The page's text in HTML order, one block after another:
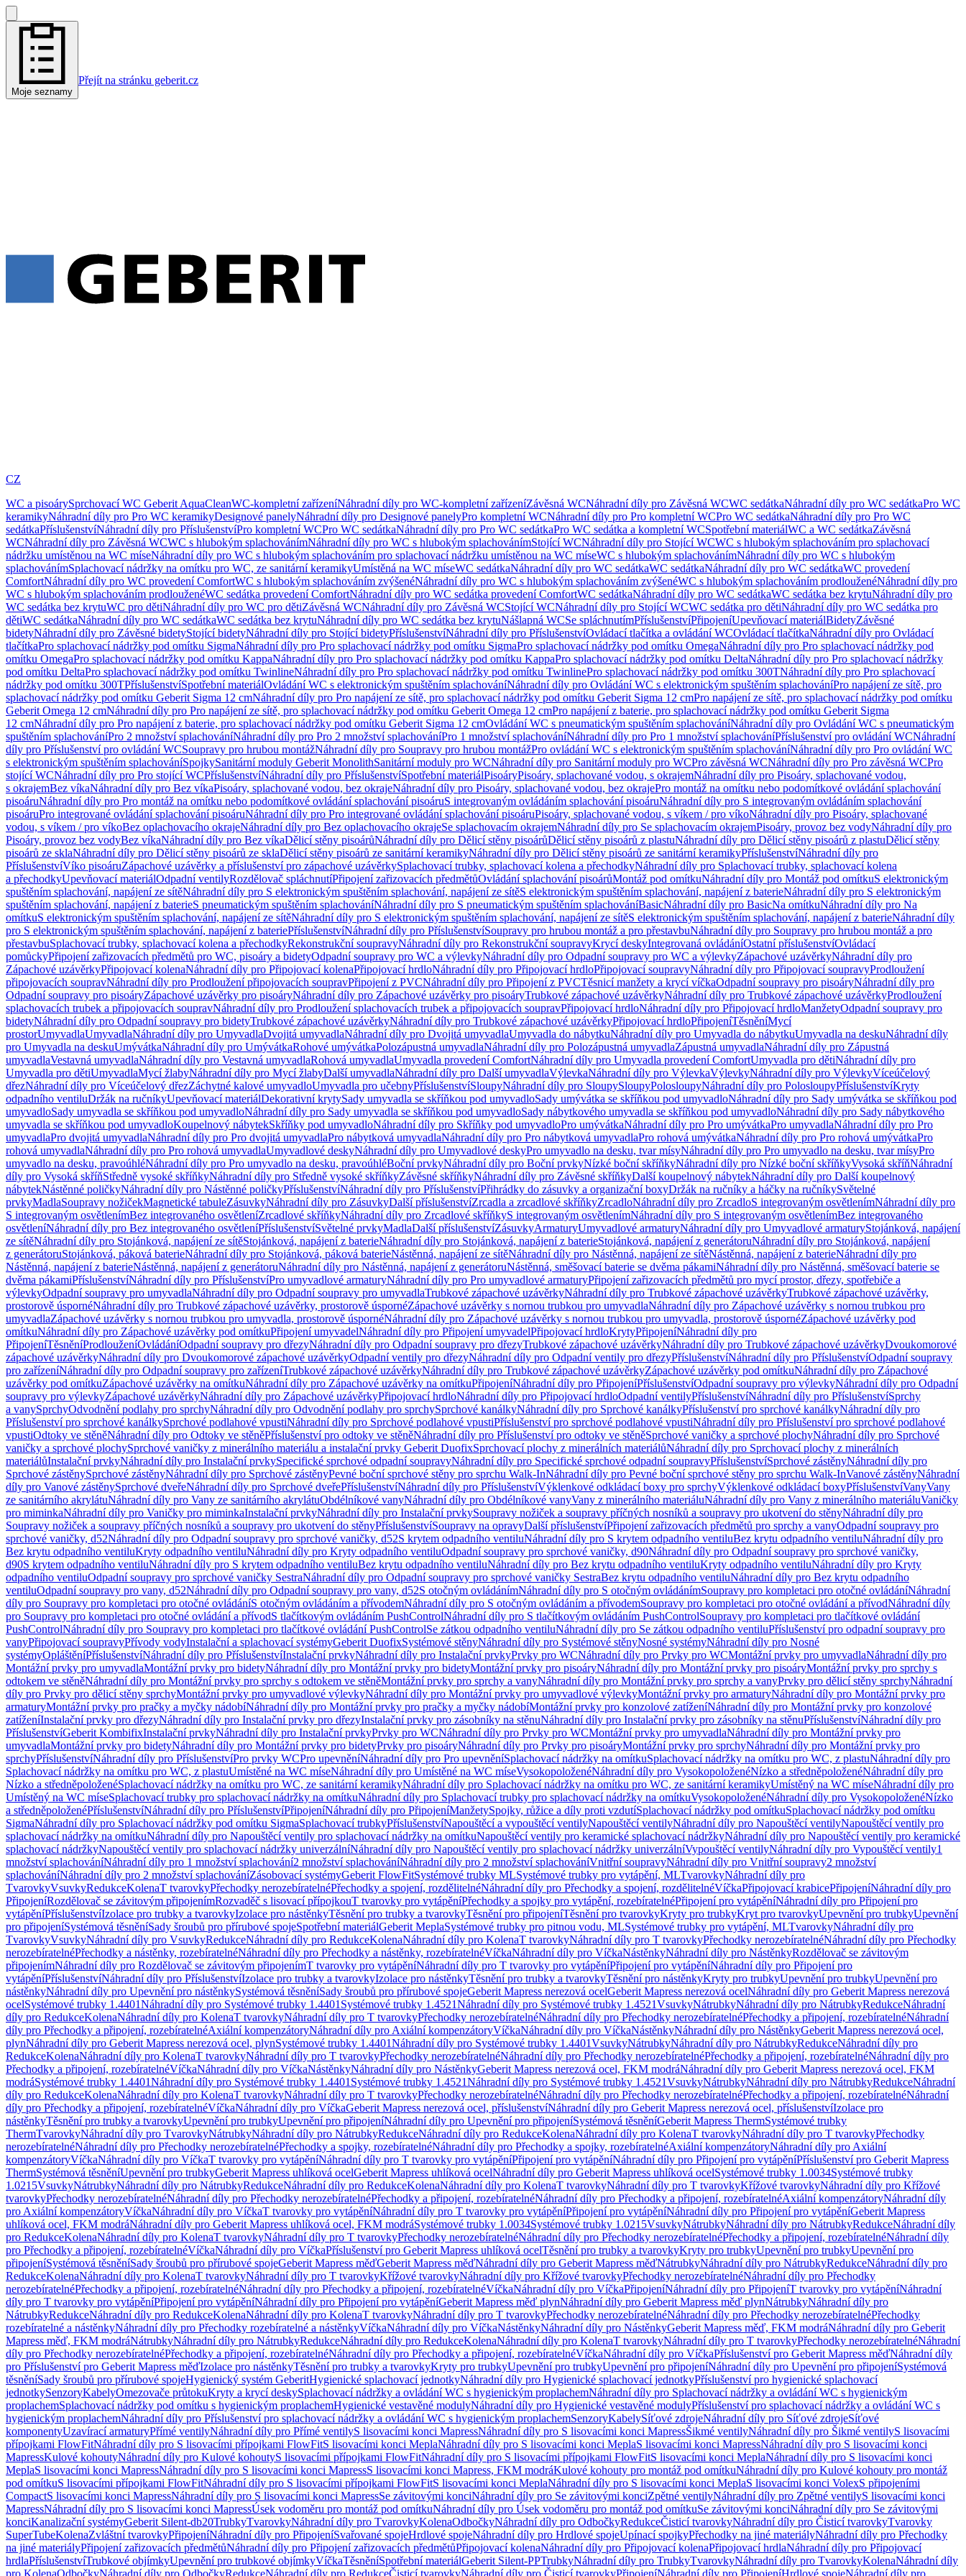
Moje seznamy
Přejít na stránku geberit.cz
CZ
WC a pisoárySprchovací WC Geberit AquaCleanWC-kompletní zařízeníNáhradní díly pro WC-kompletní zařízeníZávěsná WCNáhradní díly pro Závěsná WCWC sedátkaNáhradní díly pro WC sedátkaPro WC
keramikyNáhradní díly pro Pro WC keramikyDesignové panelyNáhradní díly pro Designové panelyPro kompletní WCNáhradní díly pro Pro kompletní WCPro WC sedátkaNáhradní díly pro Pro WC
sedátkaPříslušenstvíNáhradní díly pro PříslušenstvíPro kompletní WCPro WC sedátkaNáhradní díly pro Pro WC sedátkaPro WC sedátka a kompletní WCSpotřební materiálWC a WC sedátkaZávěsná
WCNáhradní díly pro Závěsná WCWC s hlubokým splachovánímNáhradní díly pro WC s hlubokým splachovánímStojící WCNáhradní díly pro Stojící WCWC s hlubokým splachováním pro splachovací
nádržku umístěnou na WC míseNáhradní díly pro WC s hlubokým splachováním pro splachovací nádržku umístěnou na WC míseWC s hlubokým splachovánímNáhradní díly pro WC s hlubokým
splachovánímSplachovací nádržky na omítku pro WC, ze sanitární keramikyUmístěná na WC míseWC sedátkaNáhradní díly pro WC sedátkaWC sedátkaNáhradní díly pro WC sedátkaWC provedení
ComfortNáhradní díly pro WC provedení ComfortWC s hlubokým splachováním zvýšenéNáhradní díly pro WC s hlubokým splachováním zvýšenéWC s hlubokým splachováním prodlouženéNáhradní díly pro
WC s hlubokým splachováním prodlouženéWC sedátka provedení ComfortNáhradní díly pro WC sedátka provedení ComfortWC sedátkaNáhradní díly pro WC sedátkaWC sedátka bez krytuNáhradní díly pro
WC sedátka bez krytuWC pro dětiNáhradní díly pro WC pro dětiZávěsná WCNáhradní díly pro Závěsná WCStojící WCNáhradní díly pro Stojící WCWC sedátka pro dětiNáhradní díly pro WC sedátka pro
dětiWC sedátkaNáhradní díly pro WC sedátkaWC sedátka bez krytuNáhradní díly pro WC sedátka bez krytuNášlapná WCSe spláchnutímPříslušenstvíPřipojeníUpevňovací materiálBidetyZávěsné
bidetyNáhradní díly pro Závěsné bidetyStojící bidetyNáhradní díly pro Stojící bidetyPříslušenstvíNáhradní díly pro PříslušenstvíOvládací tlačítka a ovládání WCOvládací tlačítkaNáhradní díly pro Ovládací
tlačítkaPro splachovací nádržky pod omítku SigmaNáhradní díly pro Pro splachovací nádržky pod omítku SigmaPro splachovací nádržky pod omítku OmegaNáhradní díly pro Pro splachovací nádržky pod
omítku OmegaPro splachovací nádržky pod omítku KappaNáhradní díly pro Pro splachovací nádržky pod omítku KappaPro splachovací nádržky pod omítku DeltaNáhradní díly pro Pro splachovací nádržky
pod omítku DeltaPro splachovací nádržky pod omítku TwinlineNáhradní díly pro Pro splachovací nádržky pod omítku TwinlinePro splachovací nádržky pod omítku 300TNáhradní díly pro Pro splachovací
nádržky pod omítku 300TPříslušenstvíSpotřební materiálOvládání WC s elektronickým spuštěním splachováníNáhradní díly pro Ovládání WC s elektronickým spuštěním splachováníPro napájení ze sítě, pro
splachovací nádržky pod omítku Geberit Sigma 12 cmNáhradní díly pro Pro napájení ze sítě, pro splachovací nádržky pod omítku Geberit Sigma 12 cmPro napájení ze sítě, pro splachovací nádržky pod omítku
Geberit Omega 12 cmNáhradní díly pro Pro napájení ze sítě, pro splachovací nádržky pod omítku Geberit Omega 12 cmPro napájení z baterie, pro splachovací nádržky pod omítku Geberit Sigma
12 cmNáhradní díly pro Pro napájení z baterie, pro splachovací nádržky pod omítku Geberit Sigma 12 cmOvládání WC s pneumatickým spuštěním splachováníNáhradní díly pro Ovládání WC s pneumatickým
spuštěním splachováníPro 2 množství splachováníNáhradní díly pro Pro 2 množství splachováníPro 1 množství splachováníNáhradní díly pro Pro 1 množství splachováníPříslušenství pro ovládání WCNáhradní
díly pro Příslušenství pro ovládání WCSoupravy pro hrubou montážNáhradní díly pro Soupravy pro hrubou montážPro ovládání WC s elektronickým spuštěním splachováníNáhradní díly pro Pro ovládání WC
s elektronickým spuštěním splachováníSpojkySanitární moduly Geberit MonolithSanitární moduly pro WCNáhradní díly pro Sanitární moduly pro WCPro závěsná WCNáhradní díly pro Pro závěsná WCPro
stojící WCNáhradní díly pro Pro stojící WCPříslušenstvíNáhradní díly pro PříslušenstvíSpotřební materiálPisoáryPisoáry, splachované vodou, s okrajemNáhradní díly pro Pisoáry, splachované vodou,
s okrajemBez víkaNáhradní díly pro Bez víkaPisoáry, splachované vodou, bez okrajeNáhradní díly pro Pisoáry, splachované vodou, bez okrajePro montáž na omítku nebo podomítkové ovládání splachování
pisoáruNáhradní díly pro Pro montáž na omítku nebo podomítkové ovládání splachování pisoáruS integrovaným ovládáním splachování pisoáruNáhradní díly pro S integrovaným ovládáním splachování
pisoáruPro integrované ovládání splachování pisoáruNáhradní díly pro Pro integrované ovládání splachování pisoáruPisoáry, splachované vodou, s víkem / pro víkoNáhradní díly pro Pisoáry, splachované
vodou, s víkem / pro víkoBez oplachovacího okrajeNáhradní díly pro Bez oplachovacího okrajeSe splachovacím okrajemNáhradní díly pro Se splachovacím okrajemPisoáry, provoz bez vodyNáhradní díly pro
Pisoáry, provoz bez vodyBez víkaNáhradní díly pro Bez víkaDělicí stěny pisoárůNáhradní díly pro Dělicí stěny pisoárůDělicí stěny pisoárů z plastuNáhradní díly pro Dělicí stěny pisoárů z plastuDělicí stěny
pisoárů ze sklaNáhradní díly pro Dělicí stěny pisoárů ze sklaDělicí stěny pisoárů ze sanitární keramikyNáhradní díly pro Dělicí stěny pisoárů ze sanitární keramikyPříslušenstvíNáhradní díly pro
PříslušenstvíVíko pisoáruZápachové uzávěrky a příslušenství pro zápachové uzávěrkySplachovací trubky, splachovací kolena a přechodkyNáhradní díly pro Splachovací trubky, splachovací kolena
a přechodkyUpevňovací materiálOdpadní ventilyRozdělovač spláchnutíPřipojení zařizovacích předmětůOvládání splachování pisoárůMontáž pod omítkuNáhradní díly pro Montáž pod omítkuS elektronickým
spuštěním splachování, napájení ze sítěNáhradní díly pro S elektronickým spuštěním splachování, napájení ze sítěS elektronickým spuštěním splachování, napájení z baterieNáhradní díly pro S elektronickým
spuštěním splachování, napájení z baterieS pneumatickým spuštěním splachováníNáhradní díly pro S pneumatickým spuštěním splachováníBasicNáhradní díly pro BasicNa omítkuNáhradní díly pro Na
omítkuS elektronickým spuštěním splachování, napájení ze sítěNáhradní díly pro S elektronickým spuštěním splachování, napájení ze sítěS elektronickým spuštěním splachování, napájení z baterieNáhradní díly
pro S elektronickým spuštěním splachování, napájení z bateriePříslušenstvíNáhradní díly pro PříslušenstvíSoupravy pro hrubou montáž a pro přestavbuNáhradní díly pro Soupravy pro hrubou montáž a pro
přestavbuSplachovací trubky, splachovací kolena a přechodkyRekonstrukční soupravyNáhradní díly pro Rekonstrukční soupravyKrycí deskyIntegrovaná ovládáníOstatní příslušenstvíOvládací
pomůckyPřipojení zařizovacích předmětů pro WC, pisoáry a bidetyOdpadní soupravy pro WC a výlevkyNáhradní díly pro Odpadní soupravy pro WC a výlevkyZápachové uzávěrkyNáhradní díly pro
Zápachové uzávěrkyPřipojovací kolenaNáhradní díly pro Připojovací kolenaPřipojovací hrdloNáhradní díly pro Připojovací hrdloPřipojovací soupravyNáhradní díly pro Připojovací soupravyProdloužení
připojovacích soupravNáhradní díly pro Prodloužení připojovacích soupravPřipojení z PVCNáhradní díly pro Připojení z PVCTěsnicí manžety a krycí víčkaOdpadní soupravy pro pisoáryNáhradní díly pro
Odpadní soupravy pro pisoáryZápachové uzávěrky pro pisoáryNáhradní díly pro Zápachové uzávěrky pro pisoáryTrubkové zápachové uzávěrkyNáhradní díly pro Trubkové zápachové uzávěrkyProdloužení
splachovacích trubek a připojovacích soupravNáhradní díly pro Prodloužení splachovacích trubek a připojovacích soupravPřipojovací hrdloNáhradní díly pro Připojovací hrdloManžetyOdpadní soupravy pro
bidetyNáhradní díly pro Odpadní soupravy pro bidetyTrubkové zápachové uzávěrkyNáhradní díly pro Trubkové zápachové uzávěrkyPřipojovací hrdloPřipojeníTěsněníMycí
prostorUmyvadlaUmyvadlaNáhradní díly pro UmyvadlaDvojitá umyvadlaNáhradní díly pro Dvojitá umyvadlaUmyvadla do nábytkuNáhradní díly pro Umyvadla do nábytkuUmyvadla na deskuNáhradní díly
pro Umyvadla na deskuUmývátkaNáhradní díly pro UmývátkaRohové umývátkaPolozápustná umyvadlaNáhradní díly pro Polozápustná umyvadlaZápustná umyvadlaNáhradní díly pro Zápustná
umyvadlaVestavná umyvadlaNáhradní díly pro Vestavná umyvadlaRohová umyvadlaUmyvadla provedení ComfortNáhradní díly pro Umyvadla provedení ComfortUmyvadla pro dětiNáhradní díly pro
Umyvadla pro dětiUmyvadlaMycí žlabyNáhradní díly pro Mycí žlabyDalší umyvadlaNáhradní díly pro Další umyvadlaVýlevkaNáhradní díly pro VýlevkaVýlevkyNáhradní díly pro VýlevkyVíceúčelový
dřezNáhradní díly pro Víceúčelový dřezZáchytné kalové umyvadloUmyvadla pro učebnyPříslušenstvíSloupyNáhradní díly pro SloupySloupyPolosloupyNáhradní díly pro PolosloupyPříslušenstvíKryty
odpadního ventiluDržák na ručníkyUpevňovací materiálDekorativní krytySady umyvadla se skříňkou pod umyvadloSady umývátka se skříňkou pod umyvadloNáhradní díly pro Sady umývátka se skříňkou pod
umyvadloSady umyvadla se skříňkou pod umyvadloNáhradní díly pro Sady umyvadla se skříňkou pod umyvadloSady nábytkového umyvadla se skříňkou pod umyvadloNáhradní díly pro Sady nábytkového
umyvadla se skříňkou pod umyvadloKoupelnový nábytekSkříňky pod umyvadloNáhradní díly pro Skříňky pod umyvadloPro umývátkaNáhradní díly pro Pro umývátkaPro umyvadlaNáhradní díly pro Pro
umyvadlaPro dvojitá umyvadlaNáhradní díly pro Pro dvojitá umyvadlaPro nábytková umyvadlaNáhradní díly pro Pro nábytková umyvadlaPro rohová umývátkaNáhradní díly pro Pro rohová umývátkaPro
rohová umyvadlaNáhradní díly pro Pro rohová umyvadlaUmyvadlové deskyNáhradní díly pro Umyvadlové deskyPro umyvadlo na desku, tvar mísyNáhradní díly pro Pro umyvadlo na desku, tvar mísyPro
umyvadlo na desku, pravoúhléNáhradní díly pro Pro umyvadlo na desku, pravoúhléBoční prvkyNáhradní díly pro Boční prvkyNízké boční skříňkyNáhradní díly pro Nízké boční skříňkyVysoká skříňNáhradní
díly pro Vysoká skříňStředně vysoké skříňkyNáhradní díly pro Středně vysoké skříňkyZávěsné skříňkyNáhradní díly pro Závěsné skříňkyDalší koupelnový nábytekNáhradní díly pro Další koupelnový
nábytekNástěnné poličkyNáhradní díly pro Nástěnné poličkyPříslušenstvíNáhradní díly pro PříslušenstvíPřihrádky do zásuvky a organizační boxyDržák na ručníky a háčky na ručníkySvětelné
prvkyMadlaSoupravy nožičekMagnetické tabuleZásuvkyNáhradní díly pro ZásuvkyDalší příslušenstvíZrcadla a zrcadlové skříňkyZrcadloNáhradní díly pro ZrcadloS integrovaným osvětlenímNáhradní díly pro
S integrovaným osvětlenímBez integrovaného osvětleníZrcadlové skříňkyNáhradní díly pro Zrcadlové skříňkyS integrovaným osvětlenímNáhradní díly pro S integrovaným osvětlenímBez integrovaného
osvětleníNáhradní díly pro Bez integrovaného osvětleníPříslušenstvíSvětelné prvkyMadlaDalší příslušenstvíZásuvkyArmaturyUmyvadlové armaturyNáhradní díly pro Umyvadlové armaturyStojánková, napájení
ze sítěNáhradní díly pro Stojánková, napájení ze sítěStojánková, napájení z baterieNáhradní díly pro Stojánková, napájení z baterieStojánková, napájení z generátoruNáhradní díly pro Stojánková, napájení
z generátoruStojánková, páková baterieNáhradní díly pro Stojánková, páková baterieNástěnná, napájení ze sítěNáhradní díly pro Nástěnná, napájení ze sítěNástěnná, napájení z baterieNáhradní díly pro
Nástěnná, napájení z baterieNástěnná, napájení z generátoruNáhradní díly pro Nástěnná, napájení z generátoruNástěnná, směšovací baterie se dvěma pákamiNáhradní díly pro Nástěnná, směšovací baterie se
dvěma pákamiPříslušenstvíNáhradní díly pro PříslušenstvíPro umyvadlové armaturyNáhradní díly pro Pro umyvadlové armaturyPřipojení zařizovacích předmětů pro mycí prostor, dřezy, spotřebiče a
výlevkyOdpadní soupravy pro umyvadlaNáhradní díly pro Odpadní soupravy pro umyvadlaTrubkové zápachové uzávěrkyNáhradní díly pro Trubkové zápachové uzávěrkyTrubkové zápachové uzávěrky,
prostorově úspornéNáhradní díly pro Trubkové zápachové uzávěrky, prostorově úspornéZápachové uzávěrky s nornou trubkou pro umyvadlaNáhradní díly pro Zápachové uzávěrky s nornou trubkou pro
umyvadlaZápachové uzávěrky s nornou trubkou pro umyvadla, prostorově úspornéNáhradní díly pro Zápachové uzávěrky s nornou trubkou pro umyvadla, prostorově úspornéZápachové uzávěrky pod
omítkuNáhradní díly pro Zápachové uzávěrky pod omítkuPřipojení umyvadelNáhradní díly pro Připojení umyvadelPřipojovací hrdloKrytyPřipojeníNáhradní díly pro
PřipojeníTěsněníProdlouženíOvládáníOdpadní soupravy pro dřezyNáhradní díly pro Odpadní soupravy pro dřezyTrubkové zápachové uzávěrkyNáhradní díly pro Trubkové zápachové uzávěrkyDvoukomorové
zápachové uzávěrkyNáhradní díly pro Dvoukomorové zápachové uzávěrkyOdpadní ventily pro dřezyNáhradní díly pro Odpadní ventily pro dřezyPříslušenstvíNáhradní díly pro PříslušenstvíOdpadní soupravy
pro zařízeníNáhradní díly pro Odpadní soupravy pro zařízeníTrubkové zápachové uzávěrkyNáhradní díly pro Trubkové zápachové uzávěrkyZápachové uzávěrky pod omítkuNáhradní díly pro Zápachové
uzávěrky pod omítkuZápachové uzávěrky na omítkuNáhradní díly pro Zápachové uzávěrky na omítkuPřipojeníNáhradní díly pro PřipojeníPříslušenstvíOdpadní soupravy pro výlevkyNáhradní díly pro Odpadní
soupravy pro výlevkyZápachové uzávěrkyNáhradní díly pro Zápachové uzávěrkyPřipojovací hrdloNáhradní díly pro Připojovací hrdloOdpadní ventilyPříslušenstvíNáhradní díly pro PříslušenstvíSprchy
a vanySprchyOdvodnění podlahy pro sprchyNáhradní díly pro Odvodnění podlahy pro sprchySprchové kanálkyNáhradní díly pro Sprchové kanálkyPříslušenství pro sprchové kanálkyNáhradní díly pro
Příslušenství pro sprchové kanálkySprchové podlahové vpustiNáhradní díly pro Sprchové podlahové vpustiPříslušenství pro sprchové podlahové vpustiNáhradní díly pro Příslušenství pro sprchové podlahové
vpustiOdtoky ve stěněNáhradní díly pro Odtoky ve stěněPříslušenství pro odtoky ve stěněNáhradní díly pro Příslušenství pro odtoky ve stěněSprchové vaničky a sprchové plochyNáhradní díly pro Sprchové
vaničky a sprchové plochySprchové vaničky z minerálního materiálu a instalační prvky Geberit DuofixSprchovací plochy z minerálních materiálůNáhradní díly pro Sprchovací plochy z minerálních
materiálůInstalační prvkyNáhradní díly pro Instalační prvkySpecifické sprchové odpadní soupravyNáhradní díly pro Specifické sprchové odpadní soupravyPříslušenstvíSprchové zástěnyNáhradní díly pro
Sprchové zástěnySprchové zástěnyNáhradní díly pro Sprchové zástěnyPevné boční sprchové stěny pro sprchu Walk-InNáhradní díly pro Pevné boční sprchové stěny pro sprchu Walk-InVanové zástěnyNáhradní
díly pro Vanové zástěnySprchové dveřeNáhradní díly pro Sprchové dveřePříslušenstvíNáhradní díly pro PříslušenstvíVýklenkové odkládací boxy pro sprchyVýklenkové odkládací boxyPříslušenstvíVanyVany
ze sanitárního akrylátuNáhradní díly pro Vany ze sanitárního akrylátuObdélníkové vanyNáhradní díly pro Obdélníkové vanyVany z minerálního materiáluNáhradní díly pro Vany z minerálního materiáluVaničky
pro miminkaNáhradní díly pro Vaničky pro miminkaInstalační prvkyNáhradní díly pro Instalační prvkySoupravy nožiček a soupravy příčných nosníků a soupravy pro ukotvení do stěnyNáhradní díly pro
Soupravy nožiček a soupravy příčných nosníků a soupravy pro ukotvení do stěnyPříslušenstvíSoupravy na opravyDalší příslušenstvíPřipojení zařizovacích předmětů pro sprchy a vanyOdpadní soupravy pro
sprchové vaničky, d52Náhradní díly pro Odpadní soupravy pro sprchové vaničky, d52S krytem odpadního ventiluNáhradní díly pro S krytem odpadního ventiluBez krytu odpadního ventiluNáhradní díly pro
Bez krytu odpadního ventiluKryty odpadního ventiluNáhradní díly pro Kryty odpadního ventiluOdpadní soupravy pro sprchové vaničky, d90Náhradní díly pro Odpadní soupravy pro sprchové vaničky,
d90S krytem odpadního ventiluNáhradní díly pro S krytem odpadního ventiluBez krytu odpadního ventiluNáhradní díly pro Bez krytu odpadního ventiluKryty odpadního ventiluNáhradní díly pro Kryty
odpadního ventiluOdpadní soupravy pro sprchové vaničky SestraNáhradní díly pro Odpadní soupravy pro sprchové vaničky SestraBez krytu odpadního ventiluNáhradní díly pro Bez krytu odpadního
ventiluOdpadní soupravy pro vany, d52Náhradní díly pro Odpadní soupravy pro vany, d52S otočným ovládánímNáhradní díly pro S otočným ovládánímSoupravy pro kompletaci pro otočné ovládáníNáhradní
díly pro Soupravy pro kompletaci pro otočné ovládáníS otočným ovládáním a přívodemNáhradní díly pro S otočným ovládáním a přívodemSoupravy pro kompletaci pro otočné ovládání a přívodNáhradní díly
pro Soupravy pro kompletaci pro otočné ovládání a přívodS tlačítkovým ovládáním PushControlNáhradní díly pro S tlačítkovým ovládáním PushControlSoupravy pro kompletaci pro tlačítkové ovládání
PushControlNáhradní díly pro Soupravy pro kompletaci pro tlačítkové ovládání PushControlSe zátkou odpadního ventiluNáhradní díly pro Se zátkou odpadního ventiluPříslušenství pro odpadní soupravy pro
vanyPřipojovací soupravyPřívody vodyInstalační a splachovací systémyGeberit DuofixSystémové stěnyNáhradní díly pro Systémové stěnyNosné systémyNáhradní díly pro Nosné
systémyOpláštěníPříslušenstvíNáhradní díly pro PříslušenstvíInstalační prvkyNáhradní díly pro Instalační prvkyPrvky pro WCNáhradní díly pro Prvky pro WCMontážní prvky pro umyvadlaNáhradní díly pro
Montážní prvky pro umyvadlaMontážní prvky pro bidetyNáhradní díly pro Montážní prvky pro bidetyMontážní prvky pro pisoáryNáhradní díly pro Montážní prvky pro pisoáryMontážní prvky pro sprchy s
odtokem ve stěněNáhradní díly pro Montážní prvky pro sprchy s odtokem ve stěněMontážní prvky pro sprchy a vanyNáhradní díly pro Montážní prvky pro sprchy a vanyPrvky pro dělicí stěny sprchyNáhradní
díly pro Prvky pro dělicí stěny sprchyMontážní prvky pro umyvadlové výlevkyNáhradní díly pro Montážní prvky pro umyvadlové výlevkyMontážní prvky pro armaturyNáhradní díly pro Montážní prvky pro
armaturyMontážní prvky pro pračky a myčky nádobíNáhradní díly pro Montážní prvky pro pračky a myčky nádobíMontážní prvky pro konzolové zatíženíNáhradní díly pro Montážní prvky pro konzolové
zatíženíInstalační prvky pro dřezyNáhradní díly pro Instalační prvky pro dřezyInstalační prvky pro zásobníky na stěnuNáhradní díly pro Instalační prvky pro zásobníky na stěnuPříslušenstvíNáhradní díly pro
PříslušenstvíGeberit KombifixInstalační prvkyNáhradní díly pro Instalační prvkyPrvky pro WCNáhradní díly pro Prvky pro WCMontážní prvky pro umyvadlaNáhradní díly pro Montážní prvky pro
umyvadlaMontážní prvky pro bidetyNáhradní díly pro Montážní prvky pro bidetyPrvky pro pisoáryNáhradní díly pro Prvky pro pisoáryMontážní prvky pro sprchyNáhradní díly pro Montážní prvky pro
sprchyPříslušenstvíNáhradní díly pro PříslušenstvíPro prvky WCPro upevněníNáhradní díly pro Pro upevněníSplachovací nádržky na omítkuSplachovací nádržky na omítku pro WC, z plastuNáhradní díly pro
Splachovací nádržky na omítku pro WC, z plastuUmístěné na WC míseNáhradní díly pro Umístěné na WC míseVysokopoloženéNáhradní díly pro VysokopoloženéNízko a středněpoloženéNáhradní díly pro
Nízko a středněpoloženéSplachovací nádržky na omítku pro WC, ze sanitární keramikyNáhradní díly pro Splachovací nádržky na omítku pro WC, ze sanitární keramikyUmístěný na WC míseNáhradní díly pro
Umístěný na WC míseSplachovací trubky pro splachovací nádržky na omítkuNáhradní díly pro Splachovací trubky pro splachovací nádržky na omítkuVysokopoloženéNáhradní díly pro VysokopoloženéNízko
a středněpoloženéPříslušenstvíNáhradní díly pro PříslušenstvíPřipojeníNáhradní díly pro PřipojeníManžetySpojky, růžice a díly proti vzdutíSplachovací nádržky pod omítkuSplachovací nádržky pod omítku
SigmaNáhradní díly pro Splachovací nádržky pod omítku SigmaSplachovací trubkyPříslušenstvíNapouštěcí a vypouštěcí ventilyNapouštěcí ventilyNáhradní díly pro Napouštěcí ventilyNapouštěcí ventily pro
splachovací nádržky na omítkuNáhradní díly pro Napouštěcí ventily pro splachovací nádržky na omítkuNapouštěcí ventily pro keramické splachovací nádržkyNáhradní díly pro Napouštěcí ventily pro keramické
splachovací nádržkyNapouštěcí ventily pro splachovací nádržky univerzálníNáhradní díly pro Napouštěcí ventily pro splachovací nádržky univerzálníVypouštěcí ventilyNáhradní díly pro Vypouštěcí ventily1
množství splachováníNáhradní díly pro 1 množství splachování2 množství splachováníNáhradní díly pro 2 množství splachováníVnitřní soupravyNáhradní díly pro Vnitřní soupravy2 množství
splachováníNáhradní díly pro 2 množství splachováníZásobovací systémyGeberit FlowFitSystémové trubky MLSystémové trubky pro vytápění, MLTvarovkyNáhradní díly pro
TvarovkyVsuvkyRedukceKolenaT tvarovkyPřechodky nerozebíratelnéPřechodky a spojení, rozdělitelnéNáhradní díly pro Přechodky a spojení, rozdělitelnéVíčkaPřipojovací krabicePřipojeníNáhradní díly pro
PřipojeníRozdělovač se závitovým připojenímRozvaděč s lisovací přípojkouT tvarovky pro vytápěníPřechodky a spojky pro vytápění, rozebíratelnéPřipojení pro vytápěníNáhradní díly pro Připojení pro
vytápěníPříslušenstvíIzolace pro trubky a tvarovkyIzolace pro nástěnkyTěsnění pro trubky a tvarovkyTěsnění pro připojeníTěsnění pro tvarovkyKryty pro trubkyKryt pro tvarovkyUpevnění pro trubkyUpevnění
pro připojeníSystémová těsněníSady šroubů pro přírubové spojeSpotřební materiálGeberit MeplaSystémové trubky pro pitnou vodu, MLSystémové trubky pro vytápění, MLTvarovkyNáhradní díly pro
TvarovkyVsuvkyNáhradní díly pro VsuvkyRedukceNáhradní díly pro RedukceKolenaNáhradní díly pro KolenaT tvarovkyNáhradní díly pro T tvarovkyPřechodky nerozebíratelnéNáhradní díly pro Přechodky
nerozebíratelnéPřechodky a nástěnky, rozebíratelnéNáhradní díly pro Přechodky a nástěnky, rozebíratelnéVíčkaNáhradní díly pro VíčkaNástěnkyNáhradní díly pro NástěnkyRozdělovač se závitovým
připojenímNáhradní díly pro Rozdělovač se závitovým připojenímT tvarovky pro vytápěníNáhradní díly pro T tvarovky pro vytápěníPřipojení pro vytápěníNáhradní díly pro Připojení pro
vytápěníPříslušenstvíNáhradní díly pro PříslušenstvíIzolace pro trubky a tvarovkyIzolace pro nástěnkyTěsnění pro trubky a tvarovkyTěsnění pro nástěnkyKryty pro trubkyUpevnění pro trubkyUpevnění pro
nástěnkyNáhradní díly pro Upevnění pro nástěnkySystémová těsněníSady šroubů pro přírubové spojeGeberit Mapress nerezová ocelGeberit Mapress nerezová ocelNáhradní díly pro Geberit Mapress nerezová
ocelSystémové trubky 1.4401Náhradní díly pro Systémové trubky 1.4401 Systémové trubky 1.4521Náhradní díly pro Systémové trubky 1.4521VsuvkyNátrubkyNáhradní díly pro NátrubkyRedukceNáhradní
díly pro RedukceKolenaNáhradní díly pro KolenaT tvarovkyNáhradní díly pro T tvarovkyPřechodky nerozebíratelnéNáhradní díly pro Přechodky nerozebíratelnéPřechodky a připojení, rozebíratelnéNáhradní
díly pro Přechodky a připojení, rozebíratelnéAxiální kompenzátoryNáhradní díly pro Axiální kompenzátoryVíčkaNáhradní díly pro VíčkaNástěnkyNáhradní díly pro NástěnkyGeberit Mapress nerezová ocel,
plynNáhradní díly pro Geberit Mapress nerezová ocel, plynSystémové trubky 1.4401Náhradní díly pro Systémové trubky 1.4401VsuvkyNátrubkyNáhradní díly pro NátrubkyRedukceNáhradní díly pro
RedukceKolenaNáhradní díly pro KolenaT tvarovkyNáhradní díly pro T tvarovkyPřechodky nerozebíratelnéNáhradní díly pro Přechodky nerozebíratelnéPřechodky a připojení, rozebíratelnéNáhradní díly pro
Přechodky a připojení, rozebíratelnéVíčkaNáhradní díly pro VíčkaNástěnkyNáhradní díly pro NástěnkyGeberit Mapress nerezová ocel, FKM modráNáhradní díly pro Geberit Mapress nerezová ocel, FKM
modráSystémové trubky 1.4401Náhradní díly pro Systémové trubky 1.4401 Systémové trubky 1.4521Náhradní díly pro Systémové trubky 1.4521VsuvkyNátrubkyNáhradní díly pro NátrubkyRedukceNáhradní
díly pro RedukceKolenaNáhradní díly pro KolenaT tvarovkyNáhradní díly pro T tvarovkyPřechodky nerozebíratelnéNáhradní díly pro Přechodky nerozebíratelnéPřechodky a připojení, rozebíratelnéNáhradní
díly pro Přechodky a připojení, rozebíratelnéVíčkaNáhradní díly pro VíčkaGeberit Mapress nerezová ocel, příslušenstvíNáhradní díly pro Geberit Mapress nerezová ocel, příslušenstvíIzolace pro
nástěnkyTěsnění pro trubky a tvarovkyUpevnění pro trubkyUpevnění pro připojeníNáhradní díly pro Upevnění pro připojeníSystémová těsněníGeberit Mapress ThermSystémové trubky
ThermTvarovkyNáhradní díly pro TvarovkyNátrubkyNáhradní díly pro NátrubkyRedukceNáhradní díly pro RedukceKolenaNáhradní díly pro KolenaT tvarovkyNáhradní díly pro T tvarovkyPřechodky
nerozebíratelnéNáhradní díly pro Přechodky nerozebíratelnéPřechodky a spojky, rozebíratelnéNáhradní díly pro Přechodky a spojky, rozebíratelnéAxiální kompenzátoryNáhradní díly pro Axiální
kompenzátoryVíčkaNáhradní díly pro VíčkaT tvarovky pro vytápěníNáhradní díly pro T tvarovky pro vytápěníPřipojení pro vytápěníNáhradní díly pro Připojení pro vytápěníPříslušenství pro Geberit Mapress
ThermSystémová těsněníUpevnění pro trubkyGeberit Mapress uhlíková ocelGeberit Mapress uhlíková ocelNáhradní díly pro Geberit Mapress uhlíková ocelSystémové trubky 1.0034Systémové trubky
1.0215VsuvkyNátrubkyNáhradní díly pro NátrubkyRedukceNáhradní díly pro RedukceKolenaNáhradní díly pro KolenaT tvarovkyNáhradní díly pro T tvarovkyKřížové tvarovkyNáhradní díly pro Křížové
tvarovkyPřechodky nerozebíratelnéNáhradní díly pro Přechodky nerozebíratelnéPřechodky a připojení, rozebíratelnéNáhradní díly pro Přechodky a připojení, rozebíratelnéAxiální kompenzátoryNáhradní díly
pro Axiální kompenzátoryVíčkaNáhradní díly pro VíčkaT tvarovky pro vytápěníNáhradní díly pro T tvarovky pro vytápěníPřipojení pro vytápěníNáhradní díly pro Připojení pro vytápěníGeberit Mapress
uhlíková ocel, FKM modráNáhradní díly pro Geberit Mapress uhlíková ocel, FKM modráSystémové trubky 1.0034Systémové trubky 1.0215VsuvkyNátrubkyNáhradní díly pro NátrubkyRedukceNáhradní díly
pro RedukceKolenaNáhradní díly pro KolenaT tvarovkyNáhradní díly pro T tvarovkyPřechodky nerozebíratelnéNáhradní díly pro Přechodky nerozebíratelnéPřechodky a připojení, rozebíratelnéNáhradní díly
pro Přechodky a připojení, rozebíratelnéVíčkaNáhradní díly pro VíčkaPříslušenství pro Geberit Mapress uhlíková ocelTěsnění pro trubky a tvarovkyKryty pro trubkyUpevnění pro trubkyUpevnění pro
připojeníSystémová těsněníSady šroubů pro přírubové spojeGeberit Mapress měďGeberit Mapress měďNáhradní díly pro Geberit Mapress měďNátrubkyNáhradní díly pro NátrubkyRedukceNáhradní díly pro
RedukceKolenaNáhradní díly pro KolenaT tvarovkyNáhradní díly pro T tvarovkyKřížové tvarovkyNáhradní díly pro Křížové tvarovkyPřechodky nerozebíratelnéNáhradní díly pro Přechodky
nerozebíratelnéPřechodky a připojení, rozebíratelnéNáhradní díly pro Přechodky a připojení, rozebíratelnéVíčkaNáhradní díly pro VíčkaPřipojeníNáhradní díly pro PřipojeníT tvarovky pro vytápěníNáhradní
díly pro T tvarovky pro vytápěníPřipojení pro vytápěníNáhradní díly pro Připojení pro vytápěníGeberit Mapress měď plynNáhradní díly pro Geberit Mapress měď plynNátrubkyNáhradní díly pro
NátrubkyRedukceNáhradní díly pro RedukceKolenaNáhradní díly pro KolenaT tvarovkyNáhradní díly pro T tvarovkyPřechodky nerozebíratelnéNáhradní díly pro Přechodky nerozebíratelnéPřechodky
rozebíratelné a nástěnkyNáhradní díly pro Přechodky rozebíratelné a nástěnkyVíčkaNáhradní díly pro VíčkaNástěnkyNáhradní díly pro NástěnkyGeberit Mapress měď, FKM modráNáhradní díly pro Geberit
Mapress měď, FKM modráNátrubkyNáhradní díly pro NátrubkyRedukceNáhradní díly pro RedukceKolenaNáhradní díly pro KolenaT tvarovkyNáhradní díly pro T tvarovkyPřechodky nerozebíratelnéNáhradní
díly pro Přechodky nerozebíratelnéPřechodky a připojení, rozebíratelnéNáhradní díly pro Přechodky a připojení, rozebíratelnéVíčkaNáhradní díly pro VíčkaPříslušenství pro Geberit Mapress měďNáhradní díly
pro Příslušenství pro Geberit Mapress měďIzolace pro nástěnkyTěsnění pro trubky a tvarovkyKryty pro trubkyUpevnění pro trubkyUpevnění pro připojeníNáhradní díly pro Upevnění pro připojeníSystémová
těsněníSady šroubů pro přírubové spojeHygienický systém GeberitHygienické splachovací jednotkyNáhradní díly pro Hygienické splachovací jednotkyPříslušenství pro hygienické splachovací
jednotkySenzoryKabelyOmezovače průtokuKryty a krycí deskySplachovací nádržky a ovládání WC s hygienickým proplachemNáhradní díly pro Splachovací nádržky a ovládání WC s hygienickým
proplachemSplachovací nádržky pod omítku s hygienickým proplachemHygienické vestavěné modulyNáhradní díly pro Hygienické vestavěné modulyPříslušenství pro splachovací nádržky a ovládání WC s
hygienickým proplachemNáhradní díly pro Příslušenství pro splachovací nádržky a ovládání WC s hygienickým proplachemSenzoryKabelySíťové zdrojeNáhradní díly pro Síťové zdrojeSíťové
komponentyUzavírací armaturyPřímé ventilyNáhradní díly pro Přímé ventilyS lisovacími konci MapressNáhradní díly pro S lisovacími konci MapressŠikmé ventilyNáhradní díly pro Šikmé ventilyS lisovacími
přípojkami FlowFitNáhradní díly pro S lisovacími přípojkami FlowFitS lisovacími konci MeplaNáhradní díly pro S lisovacími konci MeplaS lisovacími konci MapressNáhradní díly pro S lisovacími konci
MapressKulové kohoutyNáhradní díly pro Kulové kohoutyS lisovacími přípojkami FlowFitNáhradní díly pro S lisovacími přípojkami FlowFitS lisovacími konci MeplaNáhradní díly pro S lisovacími konci
MeplaS lisovacími konci MapressNáhradní díly pro S lisovacími konci MapressS lisovacími konci Mapress, FKM modráKulové kohouty pro montáž pod omítkuNáhradní díly pro Kulové kohouty pro montáž
pod omítkuS lisovacími přípojkami FlowFitNáhradní díly pro S lisovacími přípojkami FlowFitS lisovacími konci MeplaNáhradní díly pro S lisovacími konci MeplaS lisovacími konci VolexS připojeními
CompactS lisovacími konci MapressNáhradní díly pro S lisovacími konci MapressSe závitovými konciNáhradní díly pro Se závitovými konciZpětné ventilyNáhradní díly pro Zpětné ventilyS lisovacími konci
MapressNáhradní díly pro S lisovacími konci MapressÚsek vodoměru pro montáž pod omítkuNáhradní díly pro Úsek vodoměru pro montáž pod omítkuSe závitovými konciNáhradní díly pro Se závitovými
konciKanalizační systémyGeberit Silent-db20TrubkyTvarovkyNáhradní díly pro TvarovkyKolenaOdbočkyNáhradní díly pro OdbočkyRedukceČisticí tvarovkyNáhradní díly pro Čisticí tvarovkyTvarovky
SuperTubeKolenaZvláštní tvarovkyPřipojeníNáhradní díly pro PřipojeníSvařované spojeHrdlové spojeNáhradní díly pro Hrdlové spojeUpínací spojkyPřechodky na jiné materiályNáhradní díly pro Přechodky
na jiné materiályPřipojení zařizovacích předmětůNáhradní díly pro Připojení zařizovacích předmětůPřipojovací kolenaNáhradní díly pro Připojovací kolenaPřipojovací hrdlaNáhradní díly pro Připojovací
hrdlaPříslušenstvíTrubkové objímkyUpevnění pro trubkové objímkyVíčkaTěsněníSpotřební materiálGeberit Silent-PPTrubkyNáhradní díly pro TrubkyTvarovkyNáhradní díly pro TvarovkyKolenaNáhradní díly
pro KolenaOdbočkyNáhradní díly pro OdbočkyRedukceNáhradní díly pro RedukceČisticí tvarovkyNáhradní díly pro Čisticí tvarovkyPřipojeníNáhradní díly pro PřipojeníHrdlové spojeNáhradní díly pro